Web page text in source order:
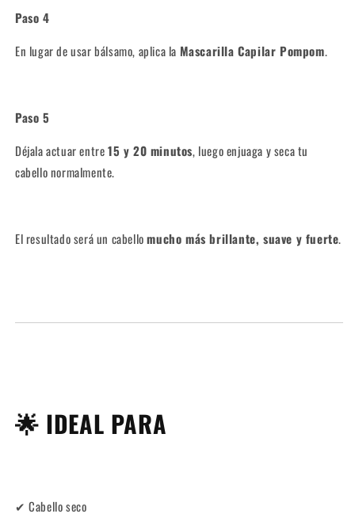
Paso 4
En lugar de usar bálsamo, aplica la Mascarilla Capilar Pompom.
Paso 5
Déjala actuar entre15 y 20 minutos, luego enjuaga y seca tu
cabello normalmente.
El resultado será un cabellomucho más brillante, suave y fuerte.
🌟 IDEAL PARA
✔ Cabello seco